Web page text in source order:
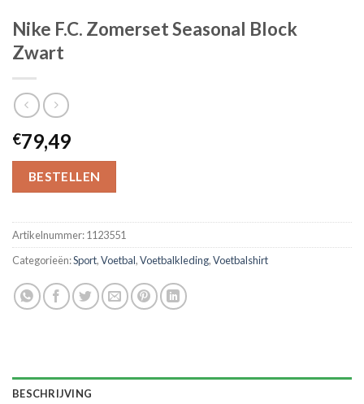
Nike F.C. Zomerset Seasonal Block
Zwart
€79,49
BESTELLEN
Artikelnummer:1123551
Categorieën:Sport,Voetbal,Voetbalkleding,Voetbalshirt
BESCHRIJVING